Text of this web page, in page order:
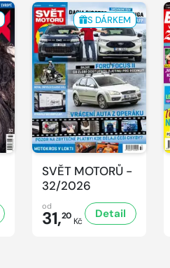
S DÁRKEM
SVĚT MOTORŮ -
32/2026
od
31,20 Kč
Detail